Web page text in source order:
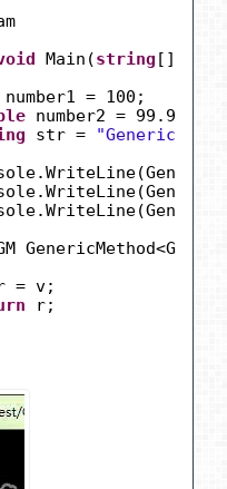
Main(string []
number1 = 100;
number2 = 99.99;
str =
"Generic
r = v;
r;